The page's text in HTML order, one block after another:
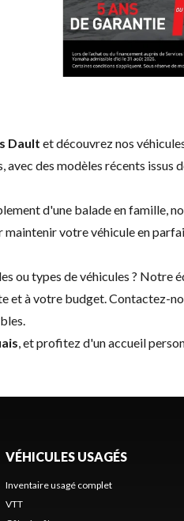
Dault et découvrez nos
avec des modèles récents
d'une balade en famille,
maintenir votre véhicule en
ou types de véhicules ?
et à votre budget. Contactez-
, et profitez d'un accueil
VÉHICULES USAGÉS
Inventaire usagé complet
VTT